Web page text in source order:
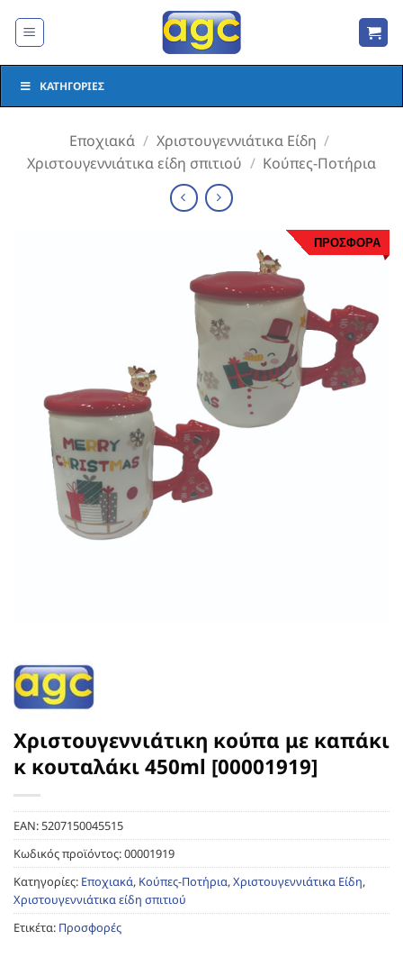
στο
ΚΑΤΗΓΟΡΊΕΣ
Εποχιακά / Χριστουγεννιάτικα Είδη /
Χριστουγεννιάτικα είδη σπιτιού / Κούπες-Ποτήρια
ΠΡΟΣΦΟΡΑ
Χριστουγεννιάτικη κούπα με καπάκι
κ κουταλάκι 450ml [00001919]
EAN:5207150045515
Κωδικός προϊόντος:00001919
Κατηγορίες: Εποχιακά, Κούπες-Ποτήρια,Χριστουγεννιάτικα Είδη,
Χριστουγεννιάτικα είδη σπιτιού
Ετικέτα: Προσφορές